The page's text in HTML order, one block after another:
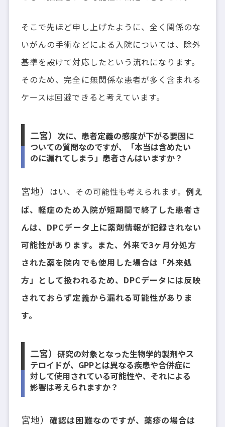
そこで先ほど申し上げたように、全く関係のな
いがんの手術などによる入院については、除外
基準を設けて対応したという流れになります。
そのため、完全に無関係な患者が多く含まれる
ケースは回避できると考えています。
二宮） 次に、患者定義の感度が下がる要因に
ついての質問なのですが、「本当は含めたい
のに漏れてしまう」患者さんはいますか？
宮地） はい、その可能性も考えられます。 例え
ば、軽症のため入院が短期間で終了した患者さ
んは、DPCデータ上に薬剤情報が記録されない
可能性があります。また、外来で3ヶ月分処方
された薬を院内でも使用した場合は「外来処
方」として扱われるため、DPCデータには反映
されておらず定義から漏れる可能性がありま
す。
二宮）研究の対象となった生物学的製剤やス
テロイドが、GPPとは異なる疾患や合併症に
対して使用されている可能性や、それによる
影響は考えられますか？
宮地）確認は困難なのですが、薬疹の場合は